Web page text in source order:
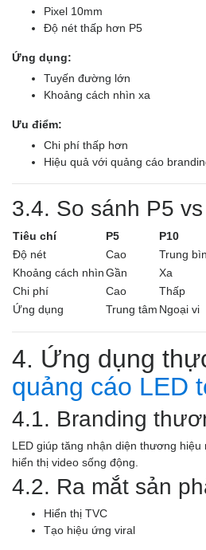
Pixel 10mm
Độ nét thấp hơn P5
Ứng dụng:
Tuyến đường lớn
Khoảng cách nhìn xa
Ưu điểm:
Chi phí thấp hơn
Hiệu quả với quảng cáo
3.4. So sánh P5
Tiêu chí P5
P10
Độ nét
Cao
Trung
Khoảng cách nhìnGần
Xa
Chi phí
Cao
Thấp
Ứng dụng
Trung tâm Ngoại vi
4. Ứng dụng
quảng cáo LED
4.1. Branding
LED giúp tăng nhận diện thương
hiển thị video sống động.
4.2. Ra mắt sản
Hiển thị TVC
Tạo hiệu ứng viral